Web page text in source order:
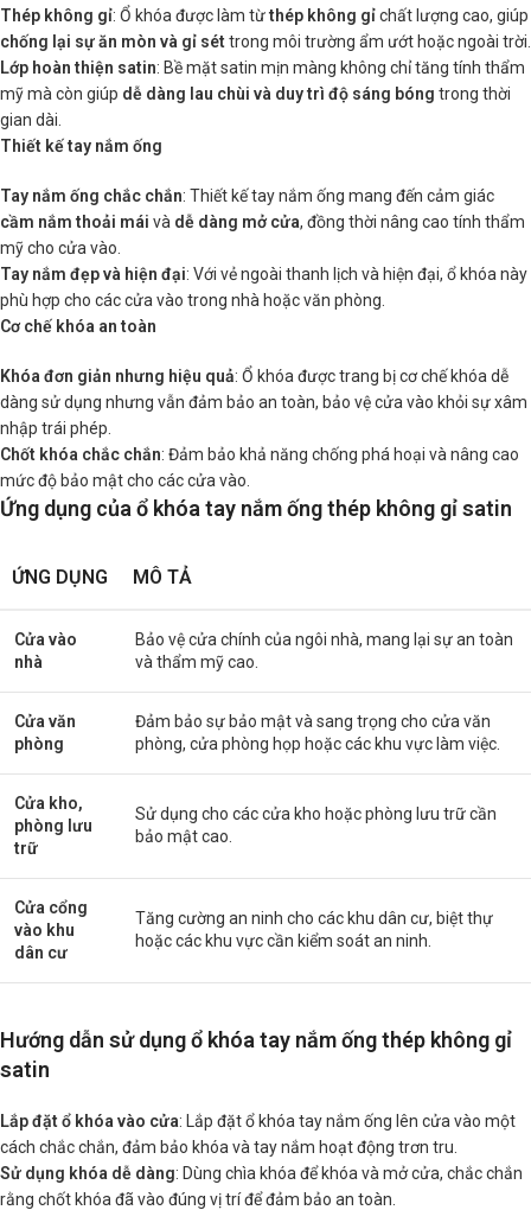
Thép không gỉ: Ổ khóa được làm từthép không gỉchất lượng cao, giúp
chống lại sự ăn mòn và gỉ sét trong môi trường ẩm ướt hoặc ngoài trời.
Lớp hoàn thiện satin: Bề mặt satin mịn màng không chỉ tăng tính thẩm
mỹ mà còn giúp dễ dàng lau chùi và duy trì độ sáng bóng trong thời
gian dài.
Thiết kế tay nắm ống
Tay nắm ống chắc chắn: Thiết kế tay nắm ống mang đến cảm giác
cầm nắm thoải mái và dễ dàng mở cửa, đồng thời nâng cao tính thẩm
mỹ cho cửa vào.
Tay nắm đẹp và hiện đại: Với vẻ ngoài thanh lịch và hiện đại, ổ khóa này
phù hợp cho các cửa vào trong nhà hoặc văn phòng.
Cơ chế khóa an toàn
Khóa đơn giản nhưng hiệu quả: Ổ khóa được trang bị cơ chế khóa dễ
dàng sử dụng nhưng vẫn đảm bảo an toàn, bảo vệ cửa vào khỏi sự xâm
nhập trái phép.
Chốt khóa chắc chắn: Đảm bảo khả năng chống phá hoại và nâng cao
mức độ bảo mật cho các cửa vào.
Ứng dụng của ổ khóa tay nắm ống thép không gỉ satin
ỨNG DỤNG MÔ TẢ
Cửa vào
nhà
Bảo vệ cửa chính của ngôi nhà, mang lại sự an toàn
và thẩm mỹ cao.
Cửa văn
phòng
Đảm bảo sự bảo mật và sang trọng cho cửa văn
phòng, cửa phòng họp hoặc các khu vực làm việc.
Cửa kho,
phòng lưu
trữ
Sử dụng cho các cửa kho hoặc phòng lưu trữ cần
bảo mật cao.
Cửa cổng
vào khu
dân cư
Tăng cường an ninh cho các khu dân cư, biệt thự
hoặc các khu vực cần kiểm soát an ninh.
Hướng dẫn sử dụng ổ khóa tay nắm ống thép không gỉ
satin
Lắp đặt ổ khóa vào cửa: Lắp đặt ổ khóa tay nắm ống lên cửa vào một
cách chắc chắn, đảm bảo khóa và tay nắm hoạt động trơn tru.
Sử dụng khóa dễ dàng: Dùng chìa khóa để khóa và mở cửa, chắc chắn
rằng chốt khóa đã vào đúng vị trí để đảm bảo an toàn.